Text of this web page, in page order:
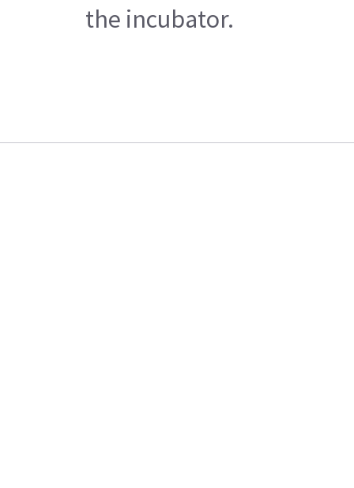
the incubator.